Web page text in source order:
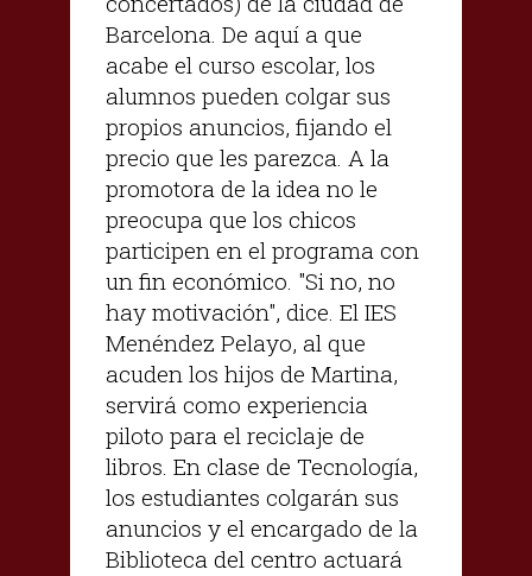
Barcelona. De aquí a que
acabe el curso escolar, los
alumnos pueden colgar sus
propios anuncios, fijando el
precio que les parezca. A la
promotora de la idea no le
preocupa que los chicos
participen en el programa con
un fin económico. "Si no, no
hay motivación", dice. El IES
Menéndez Pelayo, al que
acuden los hijos de Martina,
servirá como experiencia
piloto para el reciclaje de
libros. En clase de Tecnología,
los estudiantes colgarán sus
anuncios y el encargado de la
Biblioteca del centro actuará